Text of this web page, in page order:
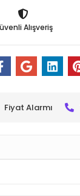
Alışveriş
Fiyat Alarmı